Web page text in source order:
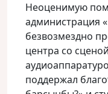
Неоценимую
администрация
безвозмездно
центра со
поддержал